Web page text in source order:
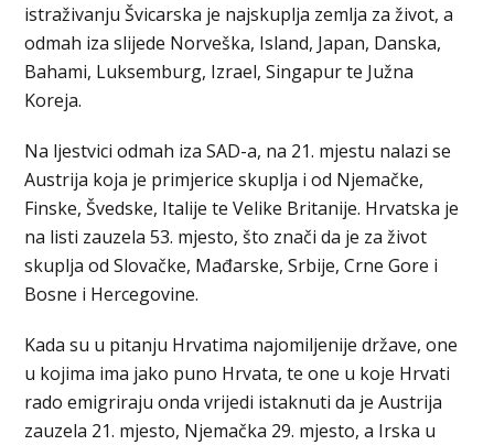
istraživanju Švicarska je najskuplja zemlja za život, a
odmah iza slijede Norveška, Island, Japan, Danska,
Bahami, Luksemburg, Izrael, Singapur te Južna
Koreja.
Na ljestvici odmah iza SAD-a, na 21. mjestu nalazi se
Austrija koja je primjerice skuplja i od Njemačke,
Finske, Švedske, Italije te Velike Britanije. Hrvatska je
na listi zauzela 53. mjesto, što znači da je za život
skuplja od Slovačke, Mađarske, Srbije, Crne Gore i
Bosne i Hercegovine.
Kada su u pitanju Hrvatima najomiljenije države, one
u kojima ima jako puno Hrvata, te one u koje Hrvati
rado emigriraju onda vrijedi istaknuti da je Austrija
zauzela 21. mjesto, Njemačka 29. mjesto, a Irska u